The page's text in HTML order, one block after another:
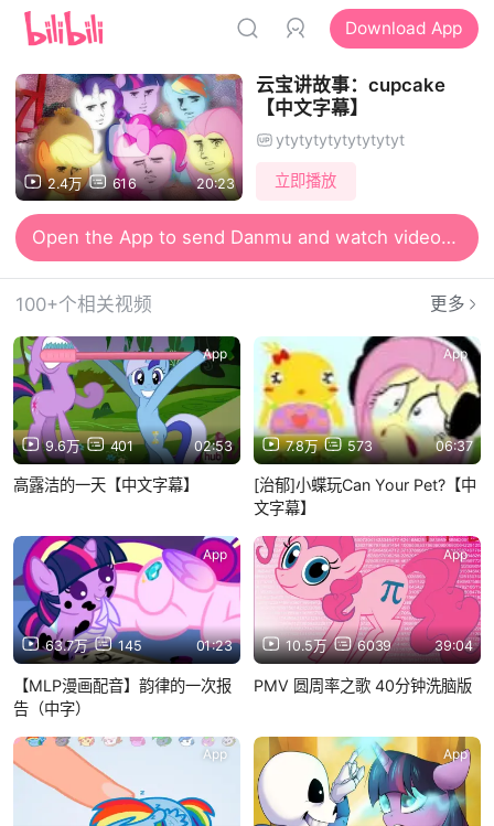
Download App
2.4万 616 20:23
云宝讲故事：cupcake
【中文字幕】
ytytytytytytytytyt
立即播放
Open the App to send Danmu and watch videos together
100+个相关视频 更多
9.6万 401 02:53
App
高露洁的一天【中文字幕】
7.8万 573 06:37
App
[治郁]小蝶玩Can Your Pet?【中
文字幕】
63.7万 145 01:23
App
【MLP漫画配音】韵律的一次报
告（中字）
10.5万 6039 39:04
App
PMV 圆周率之歌 40分钟洗脑版
App App